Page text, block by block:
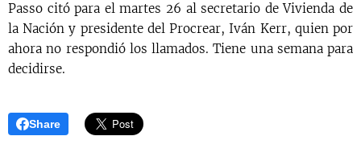
Passo citó para el martes 26 al secretario de Vivienda de
la Nación y presidente del Procrear, Iván Kerr, quien por
ahora no respondió los llamados. Tiene una semana para
decidirse.
Share